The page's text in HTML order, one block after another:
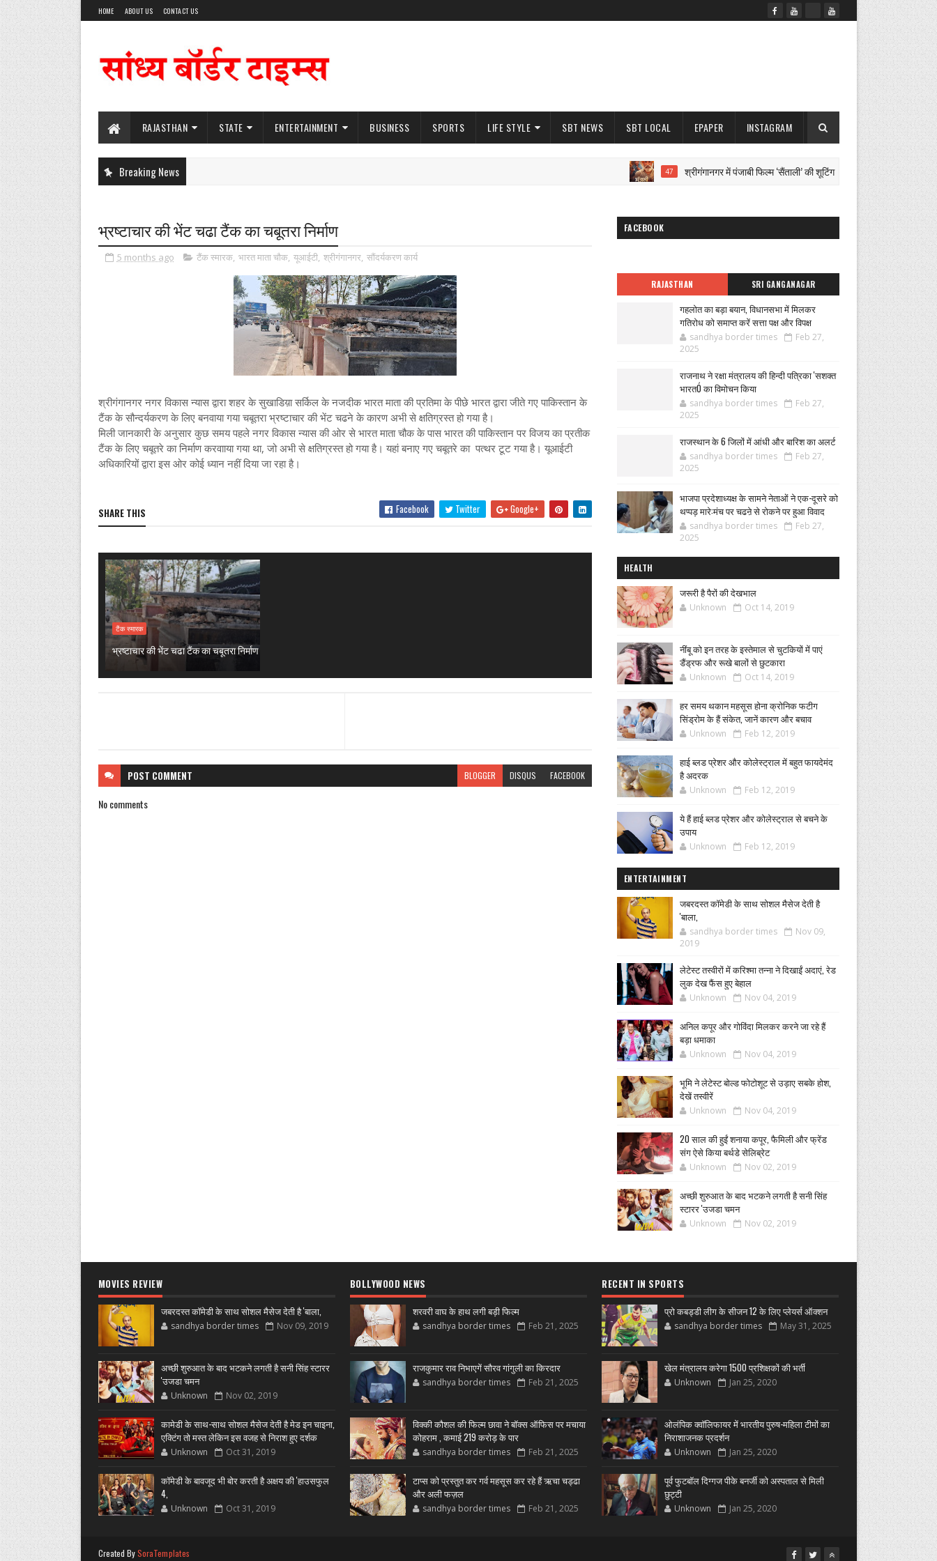
HOME ABOUT US CONTACT US
RAJASTHAN STATE ENTERTAINMENT BUSINESS SPORTS LIFE STYLE SBT NEWS SBT LOCAL EPAPER INSTAGRAM
Breaking News 47 श्रीगंगानगर में पंजाबी फिल्म ‘सैंताली’ की शूटिंग पूरी NEWS 08
भ्रष्टाचार की भेंट चढा टैंक का चबूतरा निर्माण
5 months ago टैंक स्मारक, भारत माता चौक, यूआईटी, श्रीगंगानगर, सौंदर्यकरण कार्य
श्रीगंगानगर नगर विकास न्यास द्वारा शहर के सुखाडिय़ा सर्किल के नजदीक भारत माता की प्रतिमा के पीछे भारत द्वारा जीते गए पाकिस्तान के
टैंक के सौन्दर्यकरण के लिए बनवाया गया चबूतरा भ्रष्टाचार की भेंट चढने के कारण अभी से क्षतिग्रस्त हो गया है।
मिली जानकारी के अनुसार कुछ समय पहले नगर विकास न्यास की ओर से भारत माता चौक के पास भारत की पाकिस्तान पर विजय का प्रतीक
टैंक के लिए चबूतरे का निर्माण करवााया गया था, जो अभी से क्षतिग्रस्त हो गया है। यहां बनाए गए चबूतरे का पत्थर टूट गया है। यूआईटी
अधिकारियों द्वारा इस ओर कोई ध्यान नहीं दिया जा रहा है।
SHARE THIS Facebook Twitter Google+
टैंक स्मारक
भ्रष्टाचार की भेंट चढा टैंक का चबूतरा निर्माण
POST COMMENT BLOGGER DISQUS FACEBOOK
No comments
FACEBOOK
RAJASTHAN SRI GANGANAGAR
गहलोत का बड़ा बयान, विधानसभा में मिलकर
गतिरोध को समाप्त करें सत्ता पक्ष और विपक्ष
sandhya border times
Feb 27,
2025
राजनाथ ने रक्षा मंत्रालय की हिन्दी पत्रिका 'सशक्त
भारतÓ का विमोचन किया
sandhya border times
Feb 27,
2025
राजस्थान के 6 जिलों में आंधी और बारिश का अलर्ट
sandhya border times
Feb 27,
2025
भाजपा प्रदेशाध्यक्ष के सामने नेताओं ने एक-दूसरे को
थप्पड़ मारे:मंच पर चढऩे से रोकने पर हुआ विवाद
sandhya border times
Feb 27,
2025
HEALTH
जरूरी है पैरों की देखभाल
Unknown Oct 14, 2019
नींबू को इन तरह के इस्तेमाल से चुटकियों में पाएं
डैंड्रफ और रूखे बालों से छुटकारा
Unknown Oct 14, 2019
हर समय थकान महसूस होना क्रोनिक फटीग
सिंड्रोम के हैं संकेत, जानें कारण और बचाव
Unknown Feb 12, 2019
हाई ब्लड प्रेशर और कोलेस्ट्राल में बहुत फायदेमंद
है अदरक
Unknown Feb 12, 2019
ये हैं हाई ब्लड प्रेशर और कोलेस्ट्राल से बचने के
उपाय
Unknown Feb 12, 2019
ENTERTAINMENT
जबरदस्त कॉमेडी के साथ सोशल मैसेज देती है
'बाला,
sandhya border times
Nov 09,
2019
लेटेस्ट तस्वीरों में करिश्मा तन्ना ने दिखाईं अदाएं, रेड
लुक देख फैंस हुए बेहाल
Unknown Nov 04, 2019
अनिल कपूर और गोविंदा मिलकर करने जा रहे हैं
बड़ा धमाका
Unknown Nov 04, 2019
भूमि ने लेटेस्ट बोल्ड फोटोशूट से उड़ाए सबके होश,
देखें तस्वीरें
Unknown Nov 04, 2019
20 साल की हुईं शनाया कपूर, फैमिली और फ्रेंड
संग ऐसे किया बर्थडे सेलिब्रेट
Unknown Nov 02, 2019
अच्छी शुरुआत के बाद भटकने लगती है सनी सिंह
स्टारर 'उजडा चमन
Unknown Nov 02, 2019
MOVIES REVIEW
जबरदस्त कॉमेडी के साथ सोशल मैसेज देती है 'बाला,
sandhya border times Nov 09, 2019
अच्छी शुरुआत के बाद भटकने लगती है सनी सिंह स्टारर
'उजडा चमन
Unknown Nov 02, 2019
कामेडी के साथ-साथ सोशल मैसेज देती है मेड इन चाइना,
एक्टिंग तो मस्त लेकिन इस वजह से निराश हुए दर्शक
Unknown Oct 31, 2019
कॉमेडी के बावजूद भी बोर करती है अक्षय की 'हाउसफुल
4,
Unknown Oct 31, 2019
BOLLYWOOD NEWS
शरवरी वाघ के हाथ लगी बड़ी फिल्म
sandhya border times Feb 21, 2025
राजकुमार राव निभाएगें सौरव गांगुली का किरदार
sandhya border times Feb 21, 2025
विक्की कौशल की फिल्म छावा ने बॉक्स ऑफिस पर मचाया
कोहराम , कमाई 219 करोड़ के पार
sandhya border times Feb 21, 2025
टाप्स को प्रस्तुत कर गर्व महसूस कर रहे हैं ऋचा चड्ढा
और अली फज़ल
sandhya border times Feb 21, 2025
RECENT IN SPORTS
प्रो कबड्डी लीग के सीजन 12 के लिए प्लेयर्स ऑक्शन
sandhya border times May 31, 2025
खेल मंत्रालय करेगा 1500 प्रशिक्षकों की भर्ती
Unknown Jan 25, 2020
ओलंपिक क्वॉलिफायर में भारतीय पुरुष-महिला टीमों का
निराशाजनक प्रदर्शन
Unknown Jan 25, 2020
पूर्व फुटबॉल दिग्गज पीके बनर्जी को अस्पताल से मिली
छुट्टी
Unknown Jan 25, 2020
Created BySoraTemplates